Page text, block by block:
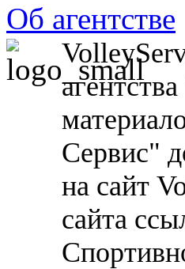
Об агентстве
Сервис"
на сайт
сайта